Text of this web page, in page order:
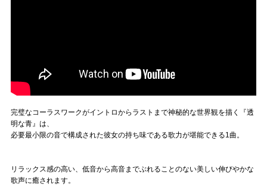
完璧なコーラスワークがイントロからラストまで神秘的な世界観を描く『透
明な青』は、
必要最小限の音で構成された彼女の持ち味である歌力が堪能できる1曲。
リラックス感の高い、低音から高音までぶれることのない美しい伸びやかな
歌声に癒されます。